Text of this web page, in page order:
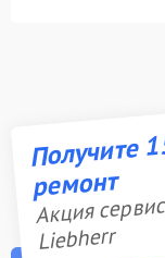
Получите
ремонт
Акция
Liebherr